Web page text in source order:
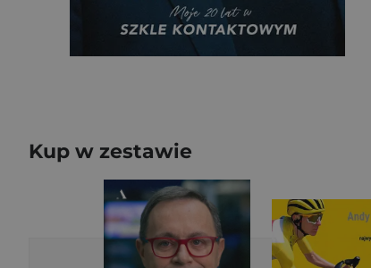
Kup w zestawie